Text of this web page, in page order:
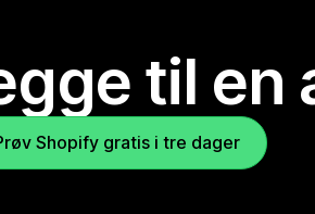
til en
Shopify gratis i tre dager